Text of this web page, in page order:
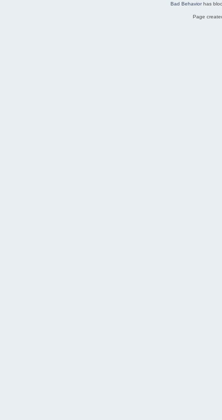
Bad Behaviorhas
Page